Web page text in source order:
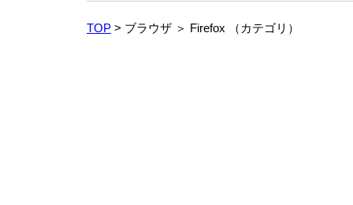
TOP > ブラウザ ＞ Firefox （カテゴリ）